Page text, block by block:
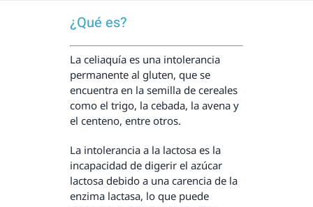
¿Qué es?
La celiaquía es una intolerancia
permanente al gluten, que se
encuentra en la semilla de cereales
como el trigo, la cebada, la avena y
el centeno, entre otros.
La intolerancia a la lactosa es la
incapacidad de digerir el azúcar
lactosa debido a una carencia de la
enzima lactasa, lo que puede